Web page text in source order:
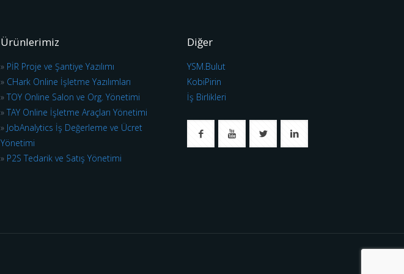
Ürünlerimiz
» PİR Proje ve Şantiye Yazılımı
» CHark Online İşletme Yazılımları
»TOY Online Salon ve Org. Yönetimi
»TAY Online İşletme Araçları Yönetimi
» JobAnalytics İş Değerleme ve Ücret
Yönetimi
» P2S Tedarik ve Satış Yönetimi
Diğer
YSM.Bulut
KobiPirin
İş Birlikleri